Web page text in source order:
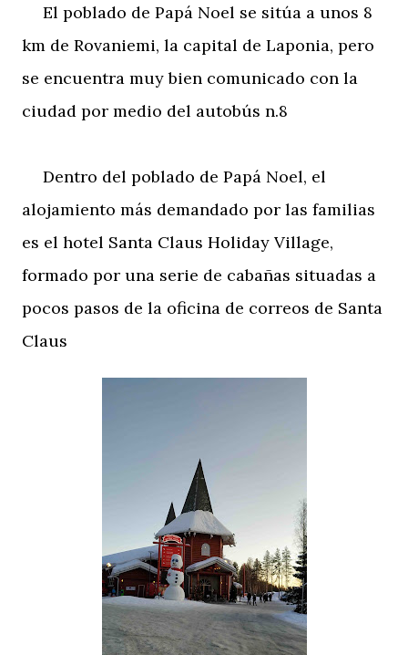
El poblado de Papá Noel se sitúa a unos 8
km de Rovaniemi, la capital de Laponia, pero
se encuentra muy bien comunicado con la
ciudad por medio del autobús n.8
Dentro del poblado de Papá Noel, el
alojamiento más demandado por las familias
es el hotel Santa Claus Holiday Village,
formado por una serie de cabañas situadas a
pocos pasos de la oficina de correos de Santa
Claus